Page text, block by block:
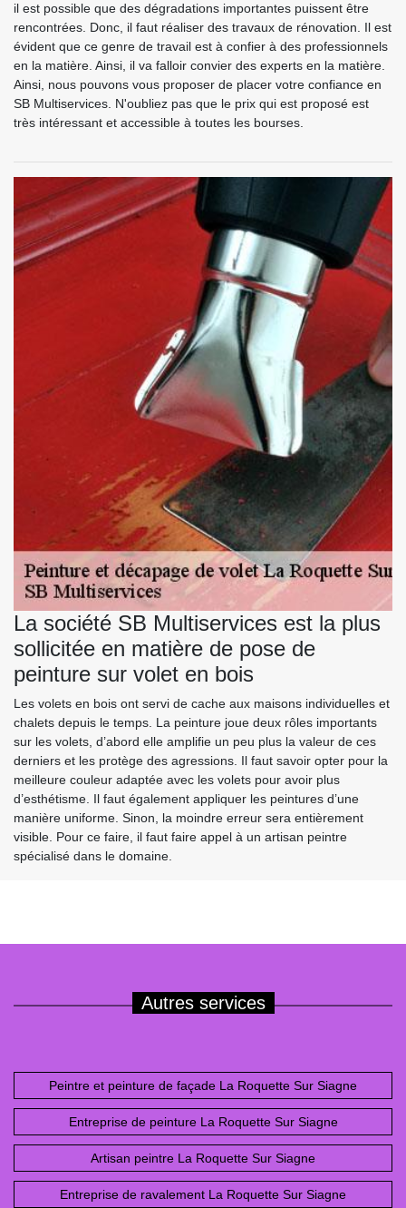
il est possible que des dégradations importantes puissent être
rencontrées. Donc, il faut réaliser des travaux de rénovation. Il est
évident que ce genre de travail est à confier à des professionnels
en la matière. Ainsi, il va falloir convier des experts en la matière.
Ainsi, nous pouvons vous proposer de placer votre confiance en
SB Multiservices. N'oubliez pas que le prix qui est proposé est
très intéressant et accessible à toutes les bourses.
La société SB Multiservices est la plus
sollicitée en matière de pose de
peinture sur volet en bois
Les volets en bois ont servi de cache aux maisons individuelles et
chalets depuis le temps. La peinture joue deux rôles importants
sur les volets, d’abord elle amplifie un peu plus la valeur de ces
derniers et les protège des agressions. Il faut savoir opter pour la
meilleure couleur adaptée avec les volets pour avoir plus
d’esthétisme. Il faut également appliquer les peintures d’une
manière uniforme. Sinon, la moindre erreur sera entièrement
visible. Pour ce faire, il faut faire appel à un artisan peintre
spécialisé dans le domaine.
Autres services
Peintre et peinture de façade La Roquette Sur Siagne
Entreprise de peinture La Roquette Sur Siagne
Artisan peintre La Roquette Sur Siagne
Entreprise de ravalement La Roquette Sur Siagne